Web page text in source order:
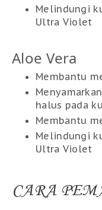
Melindungi
Ultra Violet
Aloe Vera
Membantu
halus pada
Membantu
Melindungi
Ultra Violet
CARA